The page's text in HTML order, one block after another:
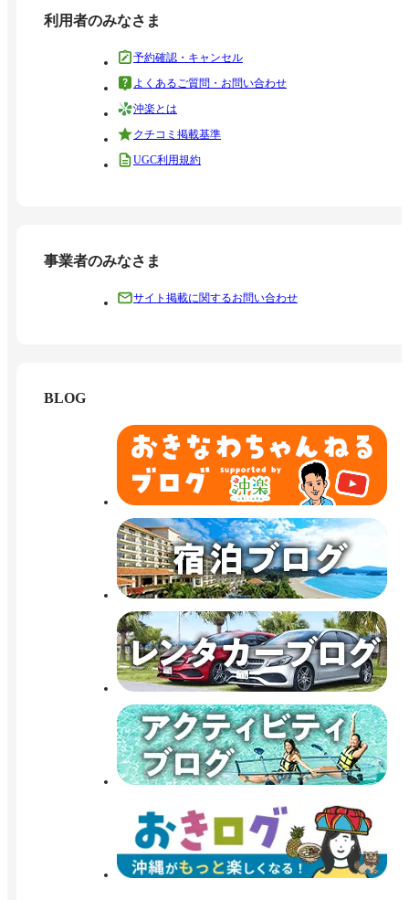
利用者のみなさま
予約確認・キャンセル
よくあるご質問・お問い合わせ
沖楽とは
クチコミ掲載基準
UGC利用規約
事業者のみなさま
サイト掲載に関するお問い合わせ
BLOG